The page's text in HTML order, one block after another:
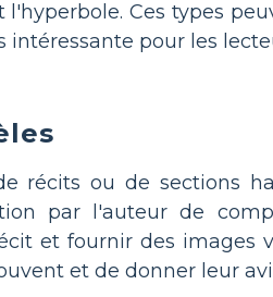
Ces types
intéressante pour les
récits ou de sections
par l'auteur de
et fournir des images
et de donner leur